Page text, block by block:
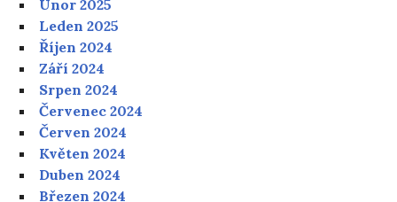
Únor 2025
Leden 2025
Říjen 2024
Září 2024
Srpen 2024
Červenec 2024
Červen 2024
Květen 2024
Duben 2024
Březen 2024